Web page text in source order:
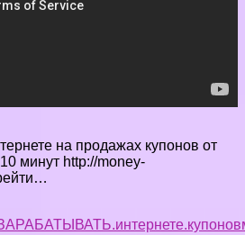
на продажах купонов от
минут http://money-
интернете.купонов